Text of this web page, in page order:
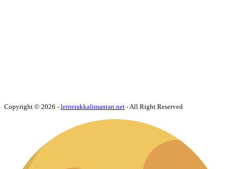
Copyright © 2026 - lenterakkalimantan.net - All Right Reserved